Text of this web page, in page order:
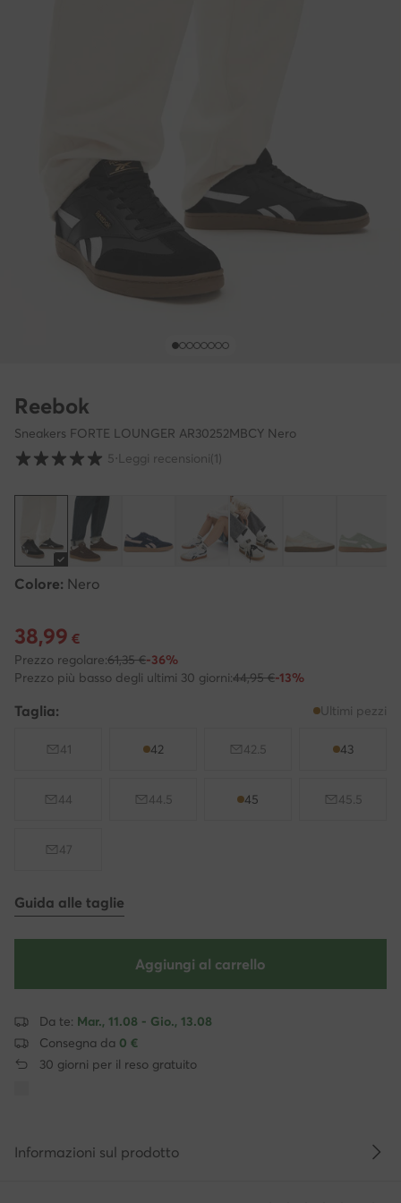
Reebok
Sneakers FORTE LOUNGER AR30252MBCY Nero
Valutazione clienti su scala da 1 a 5
5⋅Leggi recensioni(1)
Colore: Nero
Prezzo attuale 38,99 €
38,99 €
Prezzo regolare:61,35 €-36%
Prezzo più basso degli ultimi 30 giorni:44,95 €-13%
Taglia: Ultimi pezzi
41 42 42.5 43
44 44.5 45 45.5
47
Guida alle taglie
Aggiungi al carrello
Da te: Mar., 11.08 - Gio., 13.08
Consegna da 0 €
30 giorni per il reso gratuito
Informazioni sul prodotto